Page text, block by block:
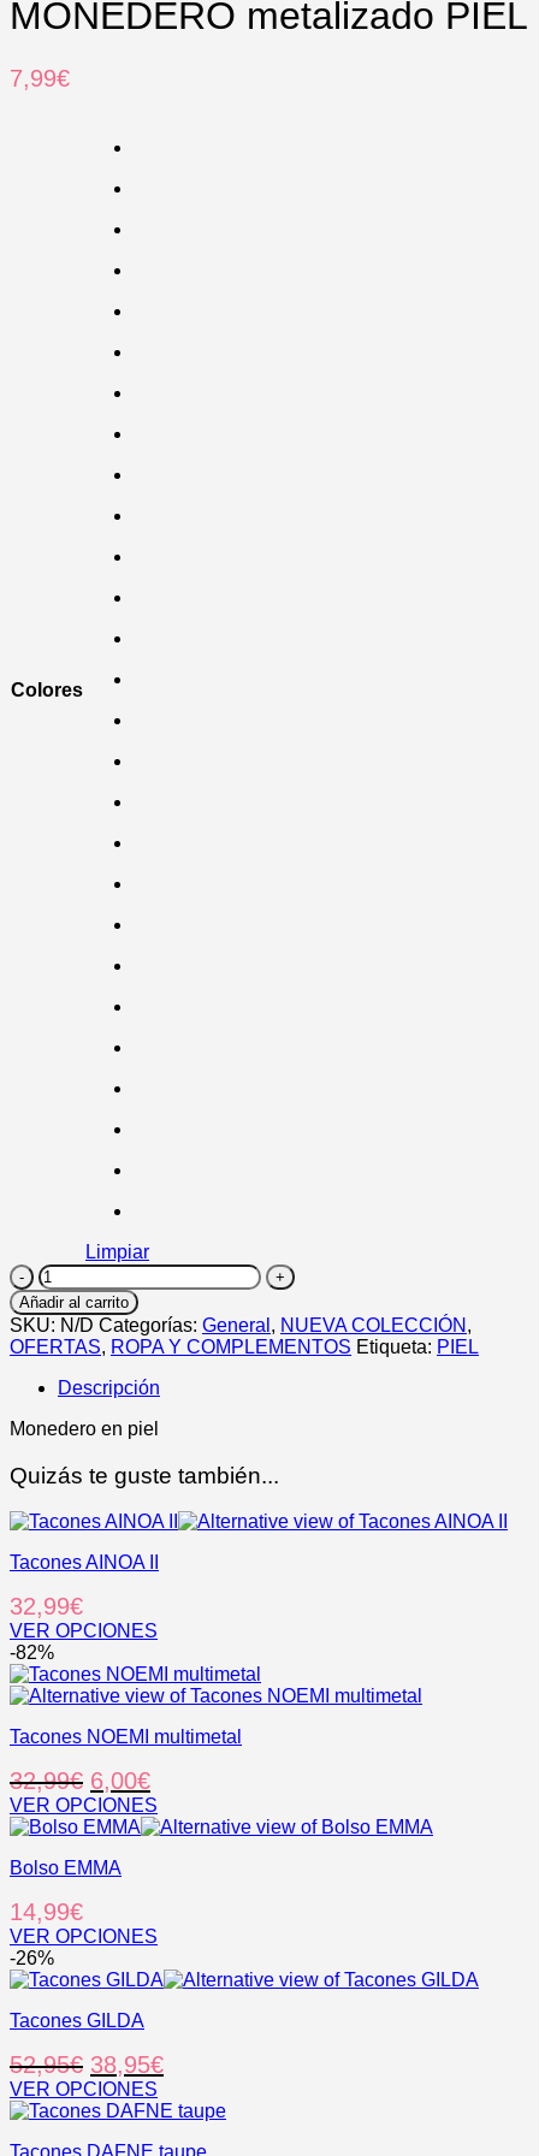
MONEDERO metalizado PIEL
7,99€
Colores
Limpiar
MONEDERO
metalizado
PIEL
cantidad
Añadir al carrito
SKU: N/D Categorías: General , NUEVA COLECCIÓN ,
OFERTAS, ROPA Y COMPLEMENTOS Etiqueta: PIEL
Descripción
Monedero en piel
Quizás te guste también...
Tacones AINOA II
32,99€
VER OPCIONES
Este
producto
tiene
variantes.
opciones
se
pueden
en
página
de
producto
-82%
Tacones NOEMI multimetal
32,99€ El
precio
original
era:
6,00€El
precio
actual
VER OPCIONES
Este
tiene
variantes.
Las
opciones
se
elegir
la
página
de
Bolso EMMA
14,99€
VER OPCIONES
Este
producto
múltiples
Las
opciones
se
-26%
Tacones GILDA
52,95€ El
precio
original
era:
38,95€El
actual
es:
VER OPCIONES
Este